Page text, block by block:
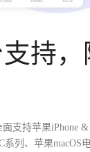
持
支持苹果iPhone
系列、苹果macOS